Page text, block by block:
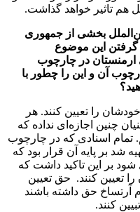
هم تاثیر خواهد گذاشت.
بخشی از جمهوری
گرفتن این موضوع
ارمنستان در چارچوب
آن و این را چطور با
را تعیین کنند. هر
چنین اجازه‌ای نداده که
تمام اسنادی که در چارچوب
شد بر پایه آن قرار بود که
بر این تاکید داشت که
تعیین کنند. حق تعیین
حق داشته باشند
کنند.